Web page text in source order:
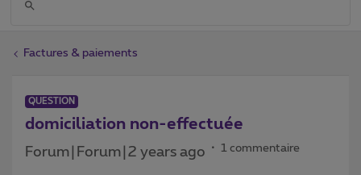
Factures & paiements
QUESTION
domiciliation non-effectuée
Forum|Forum|2 years ago 1 commentaire